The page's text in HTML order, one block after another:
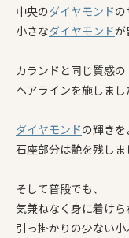
中央のダイヤモンドの
小さなダイヤモンドが
カランドと同じ質感の
ヘアラインを施しまし
ダイヤモンドの輝きを
石座部分は艶を残しま
そして普段でも、
気兼ねなく身に着けら
引っ掛かりの少ない小